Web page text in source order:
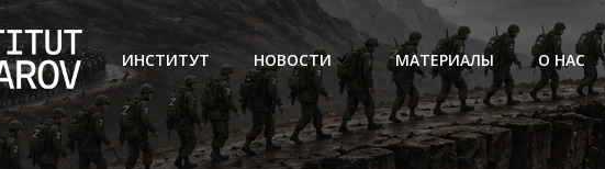
ИНСТИТУТ НОВОСТИ МАТЕРИАЛЫ О НАС